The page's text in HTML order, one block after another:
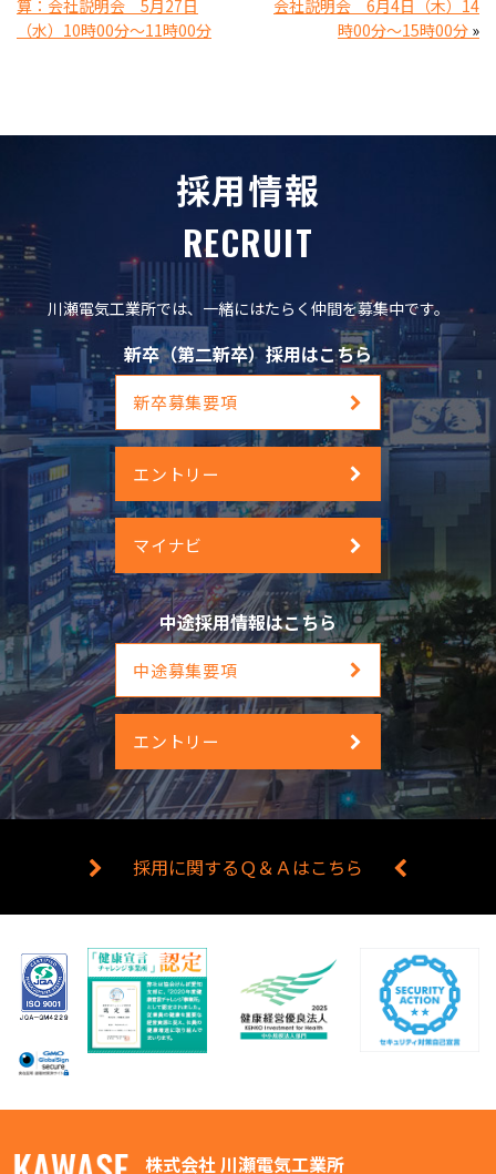
算：会社説明会 5月27日
（水）10時00分～11時00分
会社説明会 6月4日（木）14
時00分～15時00分 »
採用情報
RECRUIT
川瀬電気工業所では、一緒にはたらく仲間を募集中です。
新卒（第二新卒）採用はこちら
新卒募集要項
エントリー
マイナビ
中途採用情報はこちら
中途募集要項
エントリー
採用に関するＱ＆Ａはこちら
株式会社 川瀬電気工業所